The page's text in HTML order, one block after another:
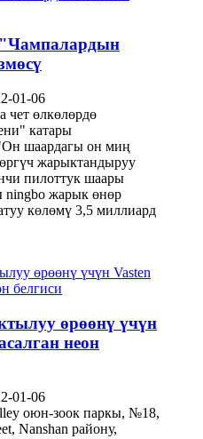
01-06
чет өлкөлөрдө
катары
шаардагы он миң
жарыктандыруу
пилоттук шаары
ningbo жарык өнөр
көлөмү 3,5 миллиард
өрөөнү үчүн
неон
01-06
оюн-зоок паркы, №18,
Nanshan району,